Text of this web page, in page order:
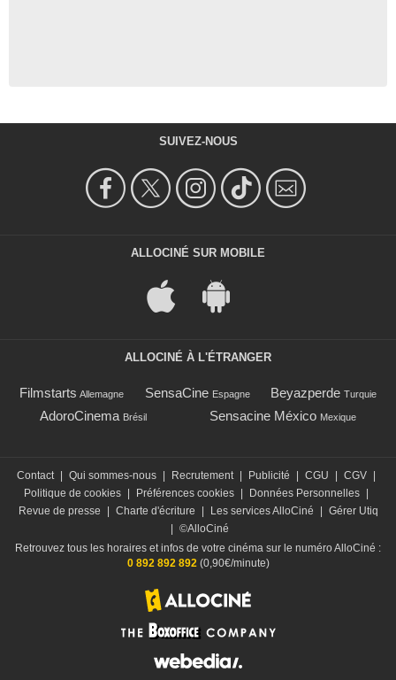
SUIVEZ-NOUS
ALLOCINÉ SUR MOBILE
ALLOCINÉ À L'ÉTRANGER
Filmstarts Allemagne SensaCine Espagne Beyazperde Turquie
AdoroCinema Brésil Sensacine México Mexique
Contact Qui sommes-nous Recrutement Publicité CGU CGV
Politique de cookies
Préférences cookies Données Personnelles
Revue de presse
Charte d'écriture Les services AlloCiné
Gérer Utiq
©AlloCiné
Retrouvez tous les horaires et infos de votre cinéma sur le numéro AlloCiné :
0 892 892 892(0,90€/minute)